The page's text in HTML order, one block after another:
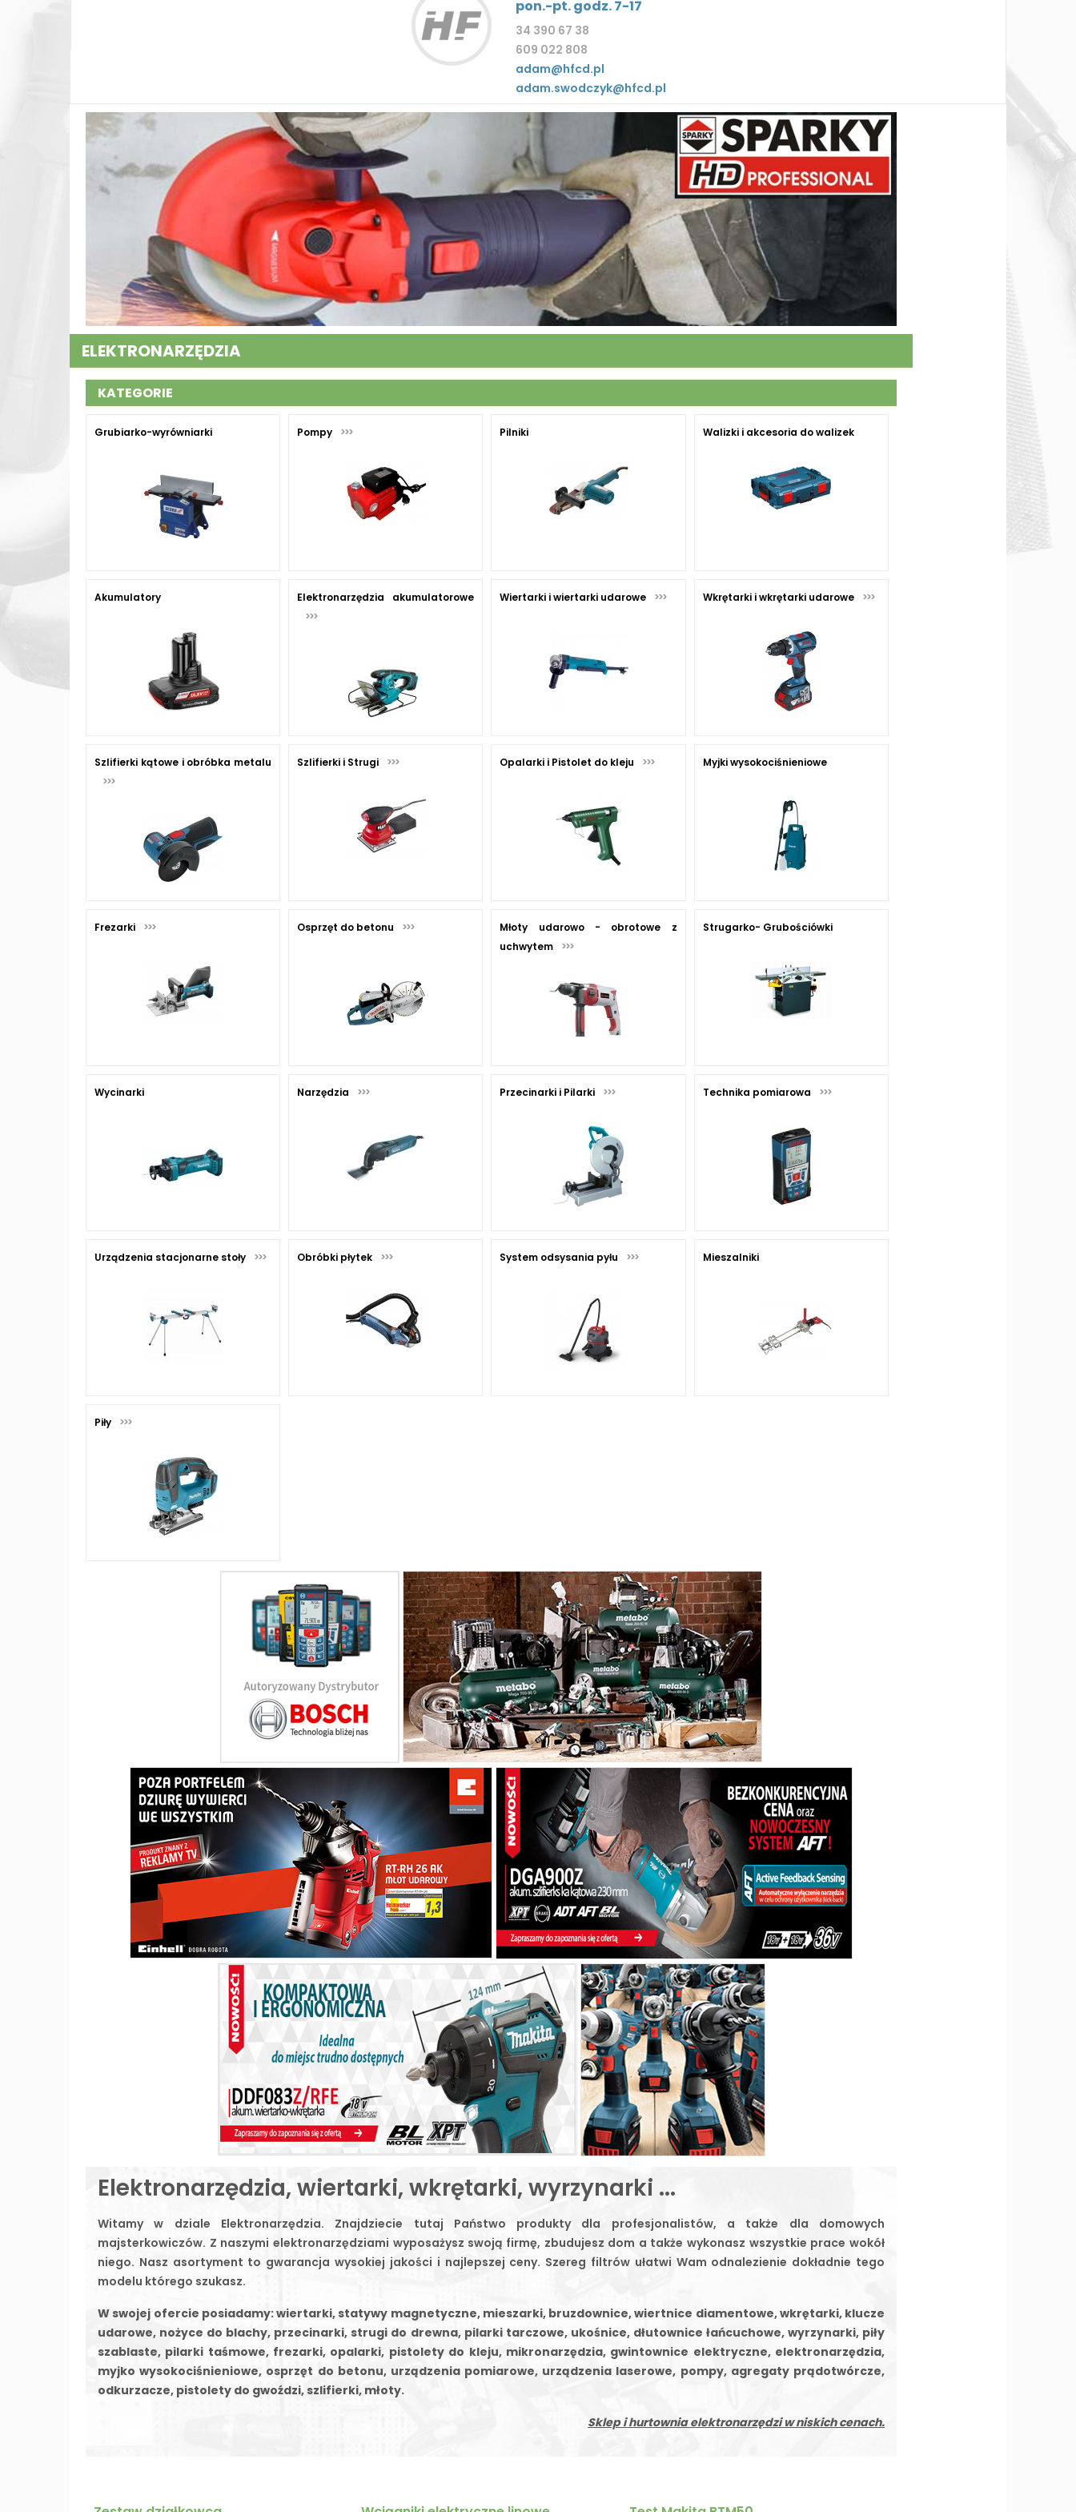
pon.-pt. godz. 7-17
34 390 67 38
609 022 808
adam@hfcd.pl
adam.swodczyk@hfcd.pl
ELEKTRONARZĘDZIA
KATEGORIE
Grubiarko-wyrówniarki Pompy Pilniki Walizki i akcesoria do walizek
Akumulatory Elektronarzędzia akumulatorowe Wiertarki i wiertarki udarowe Wkrętarki i wkrętarki udarowe
Szlifierki kątowe i obróbka metalu Szlifierki i Strugi Opalarki i Pistolet do kleju Myjki wysokociśnieniowe
Frezarki Osprzęt do betonu
Młoty udarowo - obrotowe z
uchwytem
Strugarko- Grubościówki
Wycinarki Narzędzia Przecinarki i Pilarki Technika pomiarowa
Urządzenia stacjonarne stoły Obróbki płytek System odsysania pyłu Mieszalniki
Piły
Elektronarzędzia, wiertarki, wkrętarki, wyrzynarki ...
Witamy w dziale Elektronarzędzia. Znajdziecie tutaj Państwo produkty dla profesjonalistów, a także dla domowych
majsterkowiczów. Z naszymi elektronarzędziami wyposażysz swoją firmę, zbudujesz dom a także wykonasz wszystkie prace wokół
niego. Nasz asortyment to gwarancja wysokiej jakości i najlepszej ceny. Szereg filtrów ułatwi Wam odnalezienie dokładnie tego
modelu którego szukasz.
W swojej ofercie posiadamy: wiertarki, statywy magnetyczne, mieszarki, bruzdownice, wiertnice diamentowe, wkrętarki, klucze
udarowe, nożyce do blachy, przecinarki, strugi do drewna, pilarki tarczowe, ukośnice, dłutownice łańcuchowe, wyrzynarki, piły
szablaste, pilarki taśmowe, frezarki, opalarki, pistolety do kleju, mikronarzędzia, gwintownice elektryczne, elektronarzędzia,
myjko wysokociśnieniowe, osprzęt do betonu, urządzenia pomiarowe, urządzenia laserowe, pompy, agregaty prądotwórcze,
odkurzacze, pistolety do gwoździ, szlifierki, młoty.
Sklep i hurtownia elektronarzędzi w niskich cenach.